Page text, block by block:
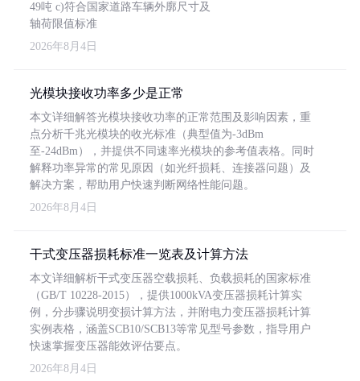
49吨 c)符合国家道路车辆外廓尺寸及
轴荷限值标准
2026年8月4日
光模块接收功率多少是正常
本文详细解答光模块接收功率的正常范围及影响因素，重
点分析千兆光模块的收光标准（典型值为-3dBm
至-24dBm），并提供不同速率光模块的参考值表格。同时
解释功率异常的常见原因（如光纤损耗、连接器问题）及
解决方案，帮助用户快速判断网络性能问题。
2026年8月4日
干式变压器损耗标准一览表及计算方法
本文详细解析干式变压器空载损耗、负载损耗的国家标准
（GB/T 10228-2015），提供1000kVA变压器损耗计算实
例，分步骤说明变损计算方法，并附电力变压器损耗计算
实例表格，涵盖SCB10/SCB13等常见型号参数，指导用户
快速掌握变压器能效评估要点。
2026年8月4日